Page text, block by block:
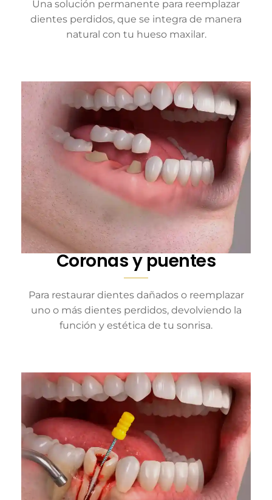
Una solución permanente para reemplazar
dientes perdidos, que se integra de manera
natural con tu hueso maxilar.
Coronas y puentes
Para restaurar dientes dañados o reemplazar
uno o más dientes perdidos, devolviendo la
función y estética de tu sonrisa.